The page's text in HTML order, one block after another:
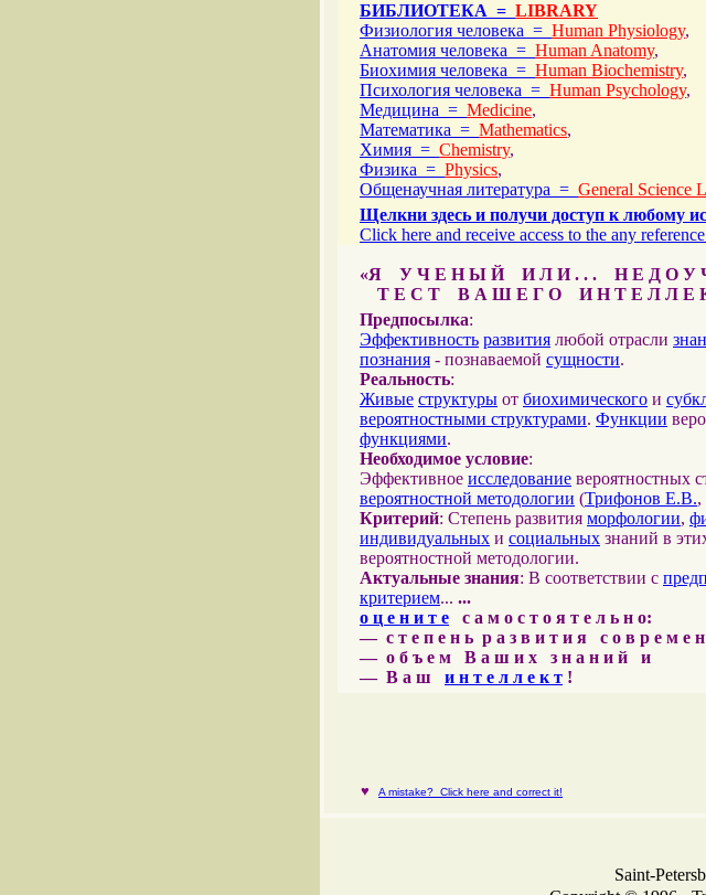
БИБЛИОТЕКА = LIBRARY
Физиология человека = Human Physiology,
Анатомия человека = Human Anatomy,
Биохимия человека = Human Biochemistry,
Психология человека = Human Psychology,
Медицина = Medicine,
Математика = Mathematics,
Химия = Chemistry,
Физика = Physics,
Общенаучная литература = General Science
Щелкни здесь и получи доступ к любому
Click here and receive access to the any
«Я У Ч Е Н Ы Й И Л И . . . Н Е Д О У
Т Е С Т В А Ш Е Г О И Н Т Е Л Л Е
Предпосылка:
Эффективность развития любой отрасли
познания - познаваемой сущности.
Реальность:
Живые структуры от биохимического и
вероятностными структурами. Функции
функциями.
Необходимое условие:
Эффективное исследование вероятностных
вероятностной методологии (Трифонов Е.В.,
Критерий: Степень развития морфологии,
индивидуальных и социальных знаний в
вероятностной методологии.
Актуальные знания: В соответствии с
критерием... ...
о ц е н и т е с а м о с т о я т е л ь н о:
— с т е п е н ь р а з в и т и я с о в р е м е
— о б ъ е м В а ш и х з н а н и й и
— В а ш и н т е л л е к т !
♥ A mistake? Click here and correct it!
Saint-